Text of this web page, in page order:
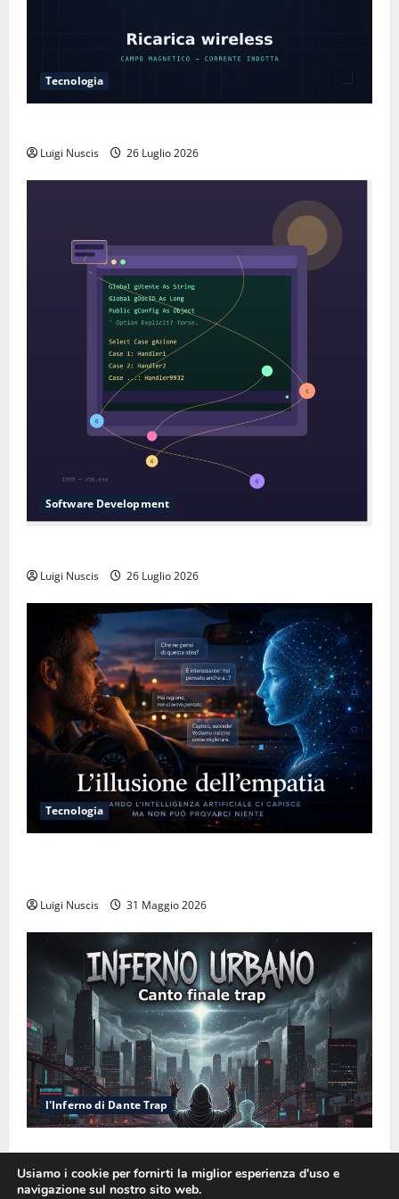
Tecnologia
Luigi Nuscis 26 Luglio 2026
Software Development
Luigi Nuscis 26 Luglio 2026
Tecnologia
Luigi Nuscis 31 Maggio 2026
l'Inferno di Dante Trap
Inferno NewCanto XXXV: Inferno Urbano
Luigi Nuscis 6 Gennaio 2026
Usiamo i cookie per fornirti la miglior esperienza d'uso e
navigazione sul nostro sito web.